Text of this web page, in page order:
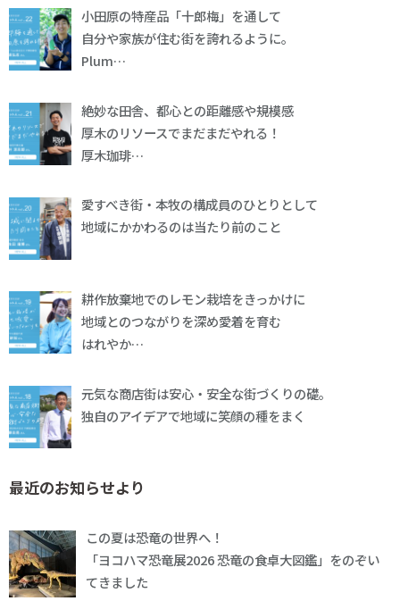
小田原の特産品「十郎梅」を通して
自分や家族が住む街を誇れるように。
Plum…
絶妙な田舎、都心との距離感や規模感
厚木のリソースでまだまだやれる！
厚木珈琲…
愛すべき街・本牧の構成員のひとりとして
地域にかかわるのは当たり前のこと
耕作放棄地でのレモン栽培をきっかけに
地域とのつながりを深め愛着を育む
はれやか…
元気な商店街は安心・安全な街づくりの礎。
独自のアイデアで地域に笑顔の種をまく
最近のお知らせより
この夏は恐竜の世界へ！
「ヨコハマ恐竜展2026 恐竜の食卓大図鑑」をのぞい
てきました